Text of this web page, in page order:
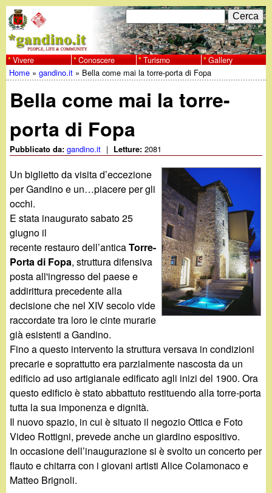
al
contenuto
principale
w
w
w
.
g
a
n
d
i
n
o
.
i
t
F
o
r
m
d
i
r
i
c
e
r
c
a
C
e
r
c
a
Vivere Conoscere Turismo Gallery
Tu
sei
qui
Home »gandino.it » Bella come mai la torre-porta di Fopa
Bella come mai la torre-
porta di Fopa
Pubblicato da:gandino.it | Letture:2081
Un biglietto da visita d’eccezione
per Gandino e un…piacere per gli
occhi.
E stata inaugurato sabato 25
giugno il
recente restauro dell’anticaTorre-
Porta di Fopa, struttura difensiva
posta all'ingresso del paese e
addirittura precedente alla
decisione che nel XIV secolo vide
raccordate tra loro le cinte murarie
già esistenti a Gandino.
Fino a questo intervento la struttura versava in condizioni
precarie e soprattutto era parzialmente nascosta da un
edificio ad uso artigianale edificato agli inizi del 1900. Ora
questo edificio è stato abbattuto restituendo alla torre-porta
tutta la sua imponenza e dignità.
Il nuovo spazio, in cui è situato il negozio Ottica e Foto
Video Rottigni, prevede anche un giardino espositivo.
In occasione dell’inaugurazione si è svolto un concerto per
flauto e chitarra con i giovani artisti Alice Colamonaco e
Matteo Brignoli.